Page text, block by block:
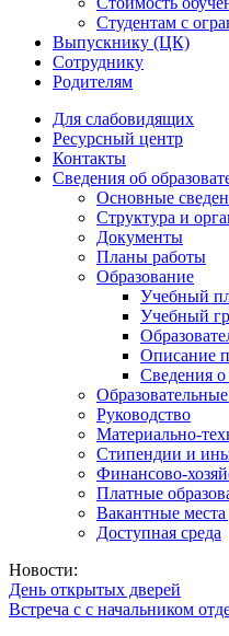
Студентам с
Выпускнику (ЦК)
Сотруднику
Родителям
Для слабовидящих
Ресурсный центр
Контакты
Сведения об
Основные
Структура и
Документы
Планы работы
Образование
Учебный
Учебный
Описание
Сведения о
Руководство
Материально-
Стипендии и
Финансово-
Платные
Вакантные
Доступная среда
Новости:
День открытых дверей
Встреча с с начальником